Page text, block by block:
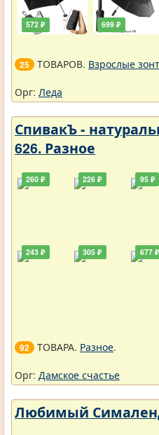
572 ₽ 699 ₽
25 ТОВАРОВ. Взрослые
Орг: Леда
СпивакЪ -
626. Разное
260 ₽
243 ₽
226 ₽
305 ₽
95 ₽
677 ₽
92 ТОВАРА. Разное.
Орг: Дамское счастье
Любимый